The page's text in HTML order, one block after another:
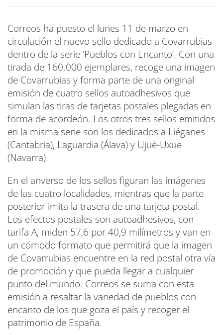
Correos ha puesto el lunes 11 de marzo en
circulación el nuevo sello dedicado a Covarrubias
dentro de la serie ‘Pueblos con Encanto’. Con una
tirada de 160.000 ejemplares, recoge una imagen
de Covarrubias y forma parte de una original
emisión de cuatro sellos autoadhesivos que
simulan las tiras de tarjetas postales plegadas en
forma de acordeón. Los otros tres sellos emitidos
en la misma serie son los dedicados a Liéganes
(Cantabria), Laguardia (Álava) y Ujué-Uxue
(Navarra).
En el anverso de los sellos figuran las imágenes
de las cuatro localidades, mientras que la parte
posterior imita la trasera de una tarjeta postal.
Los efectos postales son autoadhesivos, con
tarifa A, miden 57,6 por 40,9 milímetros y van en
un cómodo formato que permitirá que la imagen
de Covarrubias encuentre en la red postal otra vía
de promoción y que pueda llegar a cualquier
punto del mundo. Correos se suma con esta
emisión a resaltar la variedad de pueblos con
encanto de los que goza el país y recoger el
patrimonio de España.